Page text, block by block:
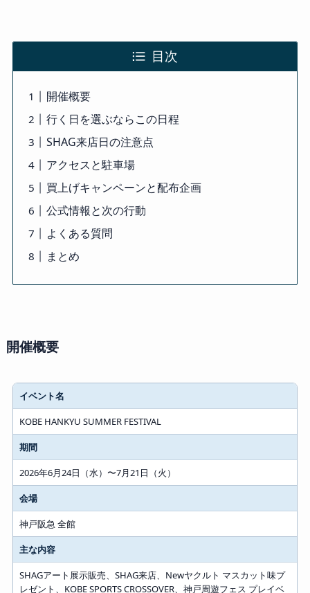
目次
開催概要
行く日を選ぶならこの日程
SHAG来店日の注意点
アクセスと駐車場
買上げキャンペーンと配布企画
公式情報と次の行動
よくある質問
まとめ
開催概要
イベント名
KOBE HANKYU SUMMER FESTIVAL
期間
2026年6月24日（水）〜7月21日（火）
会場
神戸阪急 全館
主な内容
SHAGアート展示販売、SHAG来店、Newヤクルト マスカット味プ
レゼント、KOBE SPORTS CROSSOVER、神戸周遊フェス プレイベ